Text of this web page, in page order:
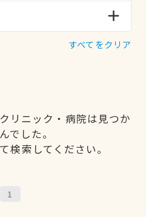
すべてをクリア
リニック・病院は見つか
でした。
検索してください。
1